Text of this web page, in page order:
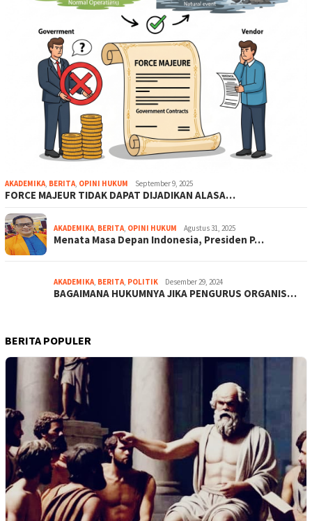
AKADEMIKA, BERITA, OPINI HUKUM September 9, 2025
FORCE MAJEUR TIDAK DAPAT DIJADIKAN ALASA…
AKADEMIKA, BERITA, OPINI HUKUM Agustus 31, 2025
Menata Masa Depan Indonesia, Presiden P…
AKADEMIKA, BERITA, POLITIK Desember 29, 2024
BAGAIMANA HUKUMNYA JIKA PENGURUS ORGANIS…
BERITA POPULER